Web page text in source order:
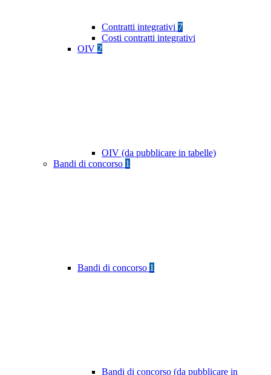
Contratti integrativi 7
Costi contratti integrativi
OIV 2
OIV (da pubblicare in tabelle)
Bandi di concorso 1
Bandi di concorso 1
Bandi di concorso (da pubblicare in